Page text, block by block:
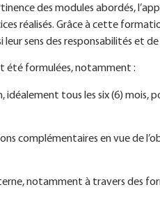
des modules abordés,
réalisés. Grâce à cette
sens des responsabilités et
été formulées, notamment :
tous les six (6) mois,
complémentaires en vue de
notamment à travers des